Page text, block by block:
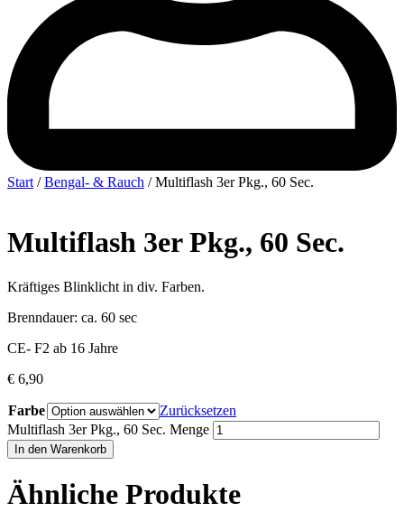
Start /Bengal- & Rauch / Multiflash 3er Pkg., 60 Sec.
Multiflash 3er Pkg., 60 Sec.
Kräftiges Blinklicht in div. Farben.
Brenndauer: ca. 60 sec
CE- F2 ab 16 Jahre
€ 6,90
Farbe
Zurücksetzen
Multiflash 3er Pkg., 60 Sec. Menge
In den Warenkorb
Ähnliche Produkte